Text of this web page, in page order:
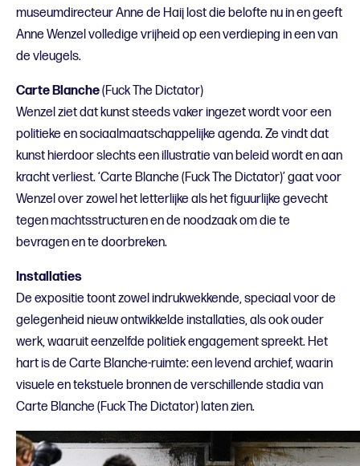
museumdirecteur Anne de Haij lost die belofte nu in en geeft
Anne Wenzel volledige vrijheid op een verdieping in een van
de vleugels.
Carte Blanche(Fuck The Dictator)
Wenzel ziet dat kunst steeds vaker ingezet wordt voor een
politieke en sociaalmaatschappelijke agenda. Ze vindt dat
kunst hierdoor slechts een illustratie van beleid wordt en aan
kracht verliest. ‘Carte Blanche (Fuck The Dictator)’ gaat voor
Wenzel over zowel het letterlijke als het figuurlijke gevecht
tegen machtsstructuren en de noodzaak om die te
bevragen en te doorbreken.
Installaties
De expositie toont zowel indrukwekkende, speciaal voor de
gelegenheid nieuw ontwikkelde installaties, als ook ouder
werk, waaruit eenzelfde politiek engagement spreekt. Het
hart is de Carte Blanche-ruimte: een levend archief, waarin
visuele en tekstuele bronnen de verschillende stadia van
Carte Blanche (Fuck The Dictator) laten zien.